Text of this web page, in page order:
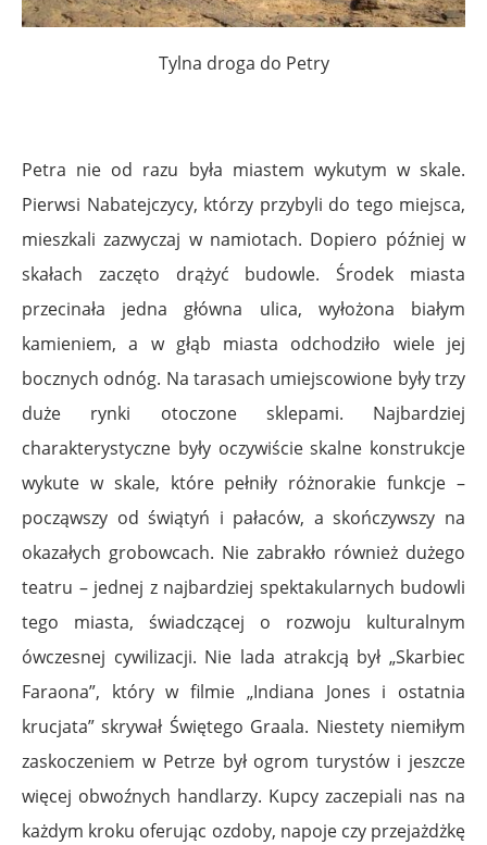
Tylna droga do Petry
Petra nie od razu była miastem wykutym w skale.
Pierwsi Nabatejczycy, którzy przybyli do tego miejsca,
mieszkali zazwyczaj w namiotach. Dopiero później w
skałach zaczęto drążyć budowle. Środek miasta
przecinała jedna główna ulica, wyłożona białym
kamieniem, a w głąb miasta odchodziło wiele jej
bocznych odnóg. Na tarasach umiejscowione były trzy
duże rynki otoczone sklepami. Najbardziej
charakterystyczne były oczywiście skalne konstrukcje
wykute w skale, które pełniły różnorakie funkcje –
począwszy od świątyń i pałaców, a skończywszy na
okazałych grobowcach. Nie zabrakło również dużego
teatru – jednej z najbardziej spektakularnych budowli
tego miasta, świadczącej o rozwoju kulturalnym
ówczesnej cywilizacji. Nie lada atrakcją był „Skarbiec
Faraona”, który w filmie „Indiana Jones i ostatnia
krucjata” skrywał Świętego Graala. Niestety niemiłym
zaskoczeniem w Petrze był ogrom turystów i jeszcze
więcej obwoźnych handlarzy. Kupcy zaczepiali nas na
każdym kroku oferując ozdoby, napoje czy przejażdżkę